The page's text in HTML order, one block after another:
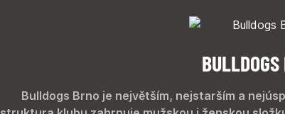
BULLDOGS
Bulldogs Brno je největším, nejstarším a